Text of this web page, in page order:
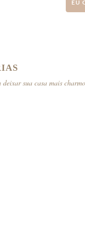
EU
sua casa mais